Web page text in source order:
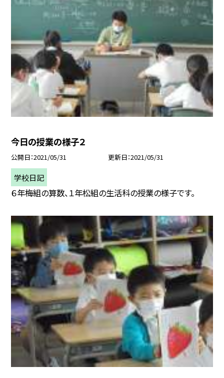
今日の授業の様子２
公開日 2021/05/31 更新日 2021/05/31
学校日記
６年梅組の算数、１年松組の生活科の授業の様子です。